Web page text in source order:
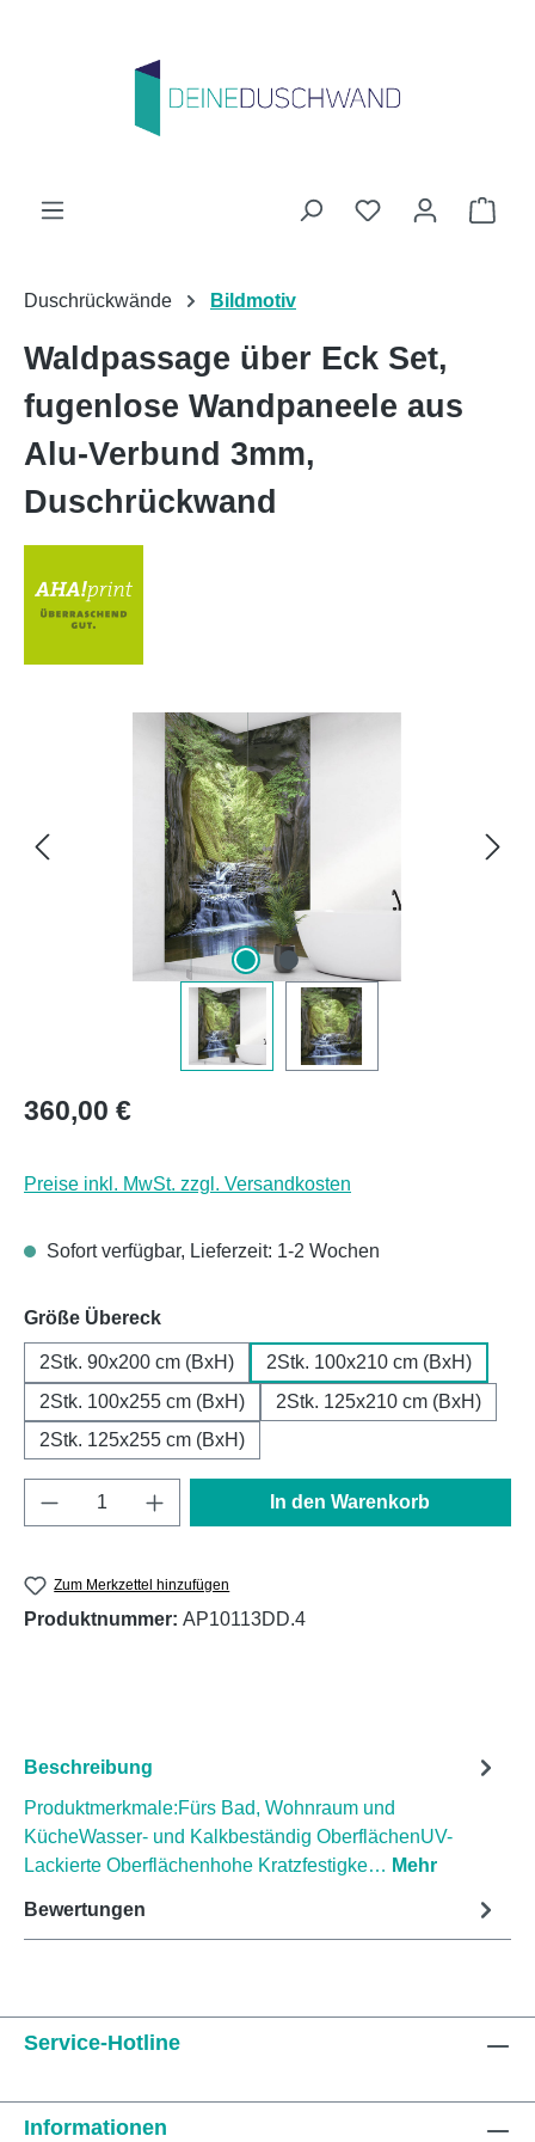
Du hast 0
Duschrückwände Bildmotiv
Waldpassage über Eck Set,
fugenlose Wandpaneele aus
Alu-Verbund 3mm,
Duschrückwand
Regulärer Preis:
360,00 €
Preise inkl. MwSt. zzgl. Versandkosten
Sofort verfügbar, Lieferzeit: 1-2 Wochen
Größe Übereckauswählen
2Stk. 90x200 cm (BxH)
2Stk. 100x210 cm (BxH)
2Stk. 100x255 cm (BxH)
2Stk. 125x210 cm (BxH)
2Stk. 125x255 cm (BxH)
Produkt Anzahl: Gib den gewünschten
In den Warenkorb
Zum Merkzettel hinzufügen
Produktnummer: AP10113DD.4
Beschreibung
Produktmerkmale:Fürs Bad, Wohnraum und
KücheWasser- und Kalkbeständig OberflächenUV-
Lackierte Oberflächenhohe Kratzfestigke… Mehr
Bewertungen
Service-Hotline
Informationen